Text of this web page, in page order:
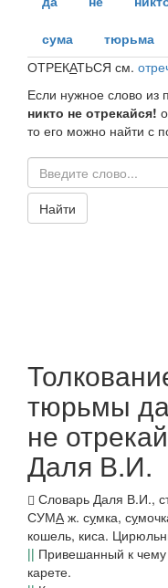
сума
тюрьма
ОТРЕКАТЬСЯ см.
Если нужное слово из
никто не отрекайся!
то его можно найти
Найти
тюрьмы
не
Даля В.И.
Словарь Даля В.И.,
СУМАж. сумка, су
кошель, киса.
|| Привешанный к
карете.